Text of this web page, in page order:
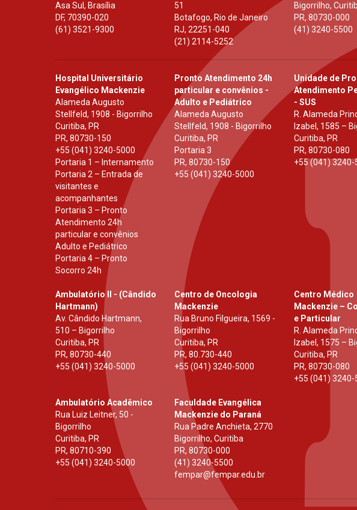
Asa Sul, Brasília
DF, 70390-020
(61) 3521-9300
51
Botafogo, Rio de Janeiro
RJ,22251-040
(21) 2114-5252
Bigorrilho,
PR, 80730-000
(41) 3240-5500
Hospital Universitário
Evangélico Mackenzie
Alameda Augusto
Stellfeld, 1908 - Bigorrilho
Curitiba, PR
PR, 80730-150
+55 (041) 3240-5000
Portaria 1 – Internamento
Portaria 2 – Entrada de
visitantes e
acompanhantes
Portaria 3 – Pronto
Atendimento 24h
particular e convênios
Adulto e Pediátrico
Portaria 4 – Pronto
Socorro 24h
Pronto Atendimento 24h
particular e convênios -
Adulto e Pediátrico
Alameda Augusto
Stellfeld, 1908 - Bigorrilho
Curitiba, PR
Portaria 3
PR,80730-150
+55 (041) 3240-5000
Unidade de
Atendimento
- SUS
R. Alameda
Izabel, 1585 –
Curitiba, PR
PR, 80730-080
+55 (041) 3240-
Ambulatório II - (Cândido
Hartmann)
Av. Cândido Hartmann,
510 – Bigorrilho
Curitiba, PR
PR, 80730-440
+55 (041) 3240-5000
Centro de Oncologia
Mackenzie
Rua Bruno Filgueira, 1569 -
Bigorrilho
Curitiba, PR
PR,80.730-440
+55 (041) 3240-5000
Centro Médico
Mackenzie –
e Particular
R. Alameda
Izabel, 1575 –
Curitiba, PR
PR, 80730-080
+55 (041) 3240-
Ambulatório Acadêmico
Rua Luiz Leitner, 50 -
Bigorrilho
Curitiba, PR
PR, 80710-390
+55 (041) 3240-5000
Faculdade Evangélica
Mackenzie do Paraná
Rua Padre Anchieta, 2770
Bigorrilho, Curitiba
PR,80730-000
(41) 3240-5500
fempar@fempar.edu.br